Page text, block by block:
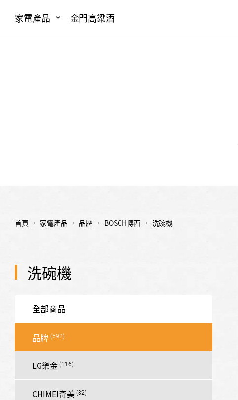
家電產品 金門高粱酒
首頁 家電產品 品牌 BOSCH博西 洗碗機
洗碗機
全部商品
品牌
LG樂金
CHIMEI奇美